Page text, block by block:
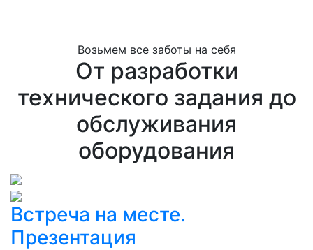
Возьмем все заботы на себя
От разработки
технического задания до
обслуживания
оборудования
Встреча на месте.
Презентация